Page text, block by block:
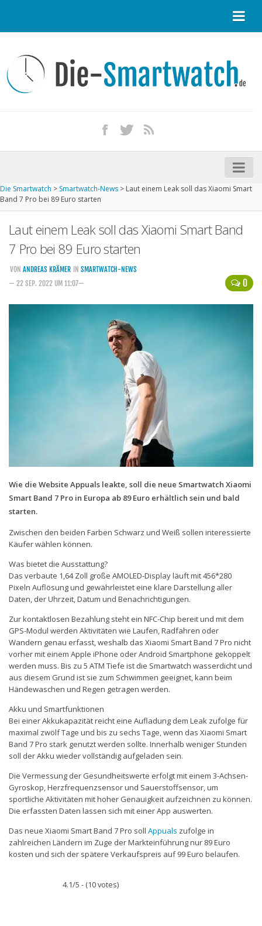
Kontakt / Tipp geben
Impressum
iPhone kaufen
Startseite
Kommende Smartwatches
Handytarife
BASE
Smartphonetarife
Datentarife
Smartphonetarife
Flatrate-Prepaidtarife
Mobilfunk-Vergleichsrechner
Mobilfunk-Tarifrechner
Flatrate-Datentarife
Die Smartwatch > Smartwatch-News > Laut einem Leak soll das Xiaomi Smart
Band 7 Pro bei 89 Euro starten
Laut einem Leak soll das Xiaomi Smart Band
7 Pro bei 89 Euro starten
0
VON ANDREAS KRÄMER IN SMARTWATCH-NEWS
— 22 SEP. 2022 UM 11:07—
Wie die Website Appuals leakte, soll die neue Smartwatch Xiaomi
Smart Band 7 Pro in Europa ab 89 Euro erhältlich sein und bald
starten.
Zwischen den beiden Farben Schwarz und Weiß sollen interessierte
Käufer wählen können.
Was bietet die Ausstattung?
Das verbaute 1,64 Zoll große AMOLED-Display läuft mit 456*280
Pixeln Auflösung und gewährleistet eine klare Darstellung aller
Daten, der Uhrzeit, Datum und Benachrichtigungen.
Zur kontaktlosen Bezahlung steht ein NFC-Chip bereit und mit dem
GPS-Modul werden Aktivitäten wie Laufen, Radfahren oder
Wandern genau erfasst, weshalb das Xiaomi Smart Band 7 Pro nicht
vorher mit einem Apple iPhone oder Android Smartphone gekoppelt
werden muss. Bis zu 5 ATM Tiefe ist die Smartwatch wasserdicht und
aus diesem Grund ist sie zum Schwimmen geeignet, kann beim
Händewaschen und Regen getragen werden.
Akku und Smartfunktionen
Bei einer Akkukapazität reicht eine Aufladung dem Leak zufolge für
maximal zwölf Tage und bis zu sechs Tage, wenn das Xiaomi Smart
Band 7 Pro stark genutzt werden sollte. Innerhalb weniger Stunden
soll der Akku wieder vollständig aufgeladen sein.
Die Vermessung der Gesundheitswerte erfolgt mit einem 3-Achsen-
Gyroskop, Herzfrequenzsensor und Sauerstoffsensor, um
sportliche Aktivitäten mit hoher Genauigkeit aufzeichnen zu können.
Die erfassten Daten lassen sich mit einer App auswerten.
Das neue Xiaomi Smart Band 7 Pro soll Appuals zufolge in
zahlreichen Ländern im Zuge der Markteinführung nur 89 Euro
kosten und sich der spätere Verkaufspreis auf 99 Euro belaufen.
4.1/5 - (10 votes)